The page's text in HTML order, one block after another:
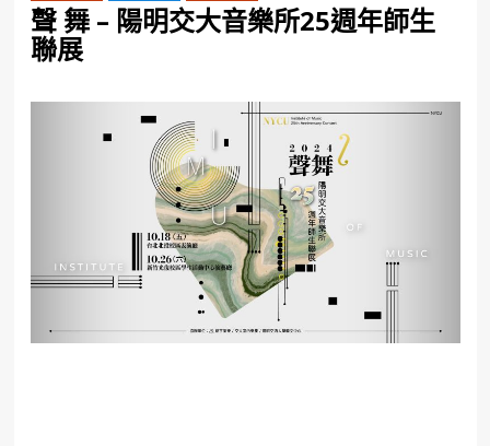
聲 舞 – ​陽明交大音樂所25週年師生
聯展